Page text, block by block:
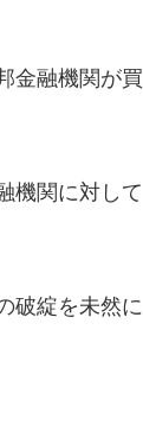
金融機関が買
機関に対して
破綻を未然に